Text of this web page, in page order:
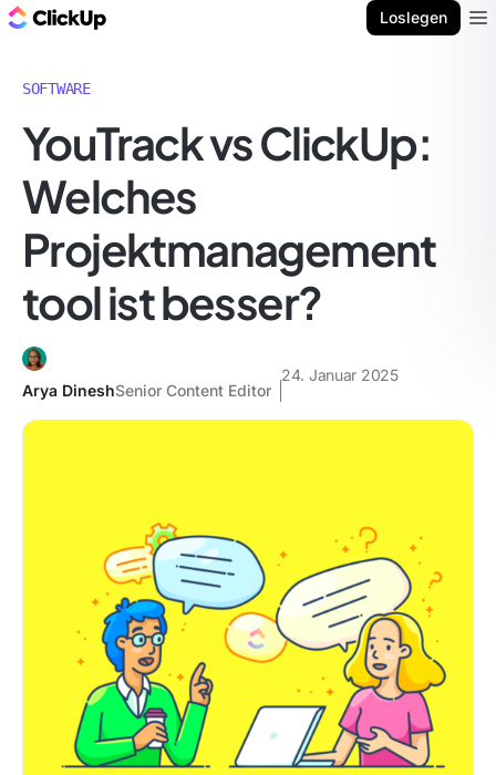
Loslegen
SOFTWARE
YouTrack vs ClickUp:
Welches
Projektmanagement
tool ist besser?
Arya DineshSenior Content Editor
24. Januar 2025